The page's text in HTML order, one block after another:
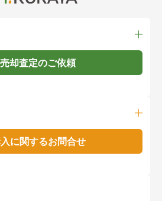
売却査定のご依頼
に関するお問合せ